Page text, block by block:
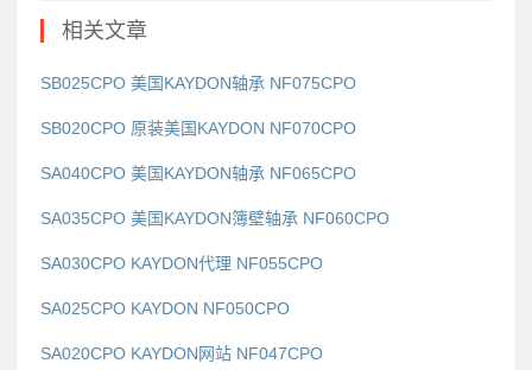
相关文章
SB025CPO 美国KAYDON轴承 NF075CPO
SB020CPO 原装美国KAYDON NF070CPO
SA040CPO 美国KAYDON轴承 NF065CPO
SA035CPO 美国KAYDON簿壁轴承 NF060CPO
SA030CPO KAYDON代理 NF055CPO
SA025CPO KAYDON NF050CPO
SA020CPO KAYDON网站 NF047CPO